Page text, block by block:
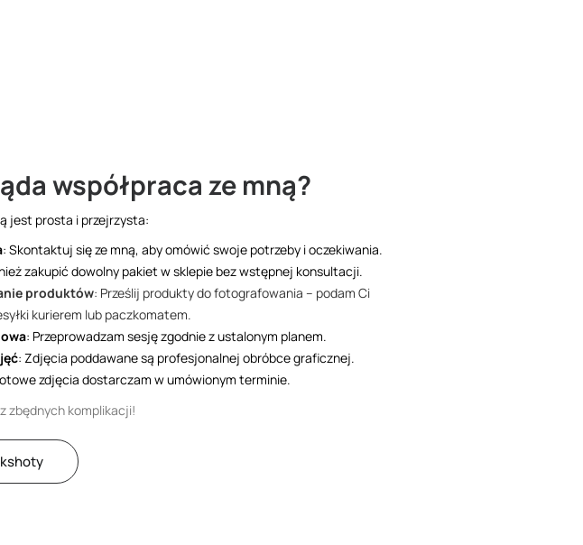
współpraca ze mną?
jest prosta i przejrzysta:
: Skontaktuj się ze mną, aby omówić swoje potrzeby i oczekiwania.
zakupić dowolny pakiet w sklepie bez wstępnej konsultacji.
produktów: Prześlij produkty do fotografowania – podam Ci
kurierem lub paczkomatem.
: Przeprowadzam sesję zgodnie z ustalonym planem.
: Zdjęcia poddawane są profesjonalnej obróbce graficznej.
zdjęcia dostarczam w umówionym terminie.
zbędnych komplikacji!